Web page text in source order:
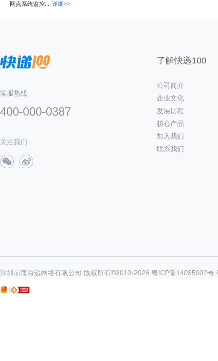
网点系统监控... 详细>>
客服热线
400-000-0387
关注我们
了解快递100
公司简介
企业文化
发展历程
核心产品
加入我们
联系我们
深圳前海百递网络有限公司 版权所有©2010-2026 粤ICP备14085002号